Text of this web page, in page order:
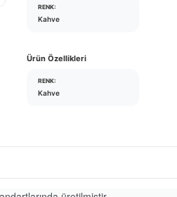
RENK:
Kahve
Ürün Özellikleri
RENK:
Kahve